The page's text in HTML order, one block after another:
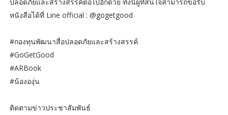
หนังสือได้ที่ Line official : @gogetgood
#กองทุนพัฒนาสื่อปลอดภัยและสร้างสรรค์
#GoGetGood
#ARBook
#น้ององุ่น
ติดตามข่าวประชาสัมพันธ์